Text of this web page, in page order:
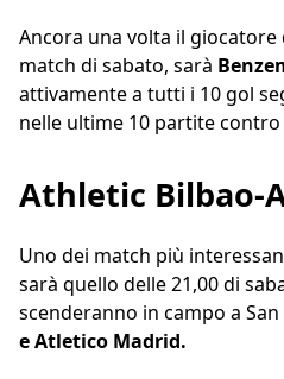
Ancora una volta il giocatore
match di sabato, sarà
attivamente a tutti i 10 gol
nelle ultime 10 partite contro
Athletic Bilbao-
Uno dei match più
sarà quello delle 21,00 di
scenderanno in campo a
e Atletico Madrid.